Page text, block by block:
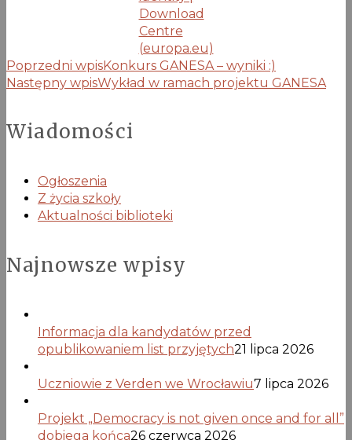
Download
Centre
(europa.eu)
Poprzedni wpisKonkurs GANESA – wyniki :)
Następny wpisWykład w ramach projektu GANESA
Wiadomości
Ogłoszenia
Z życia szkoły
Aktualności biblioteki
Najnowsze wpisy
Informacja dla kandydatów przed
opublikowaniem list przyjętych21 lipca 2026
Uczniowie z Verden we Wrocławiu7 lipca 2026
Projekt „Democracy is not given once and for all”
dobiega końca26 czerwca 2026